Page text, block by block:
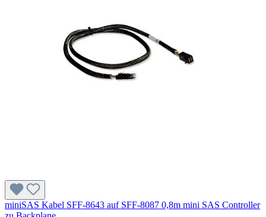
miniSAS Kabel SFF-8643 auf SFF-8087 0,8m mini SAS Controller